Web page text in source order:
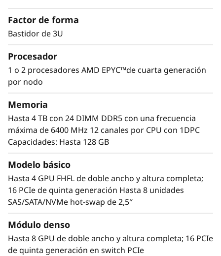
k
S
e
v
e
aceleradores, crece la demanda de GPU. El
ThinkSystem SR675 V3 ofrece un rendimiento
sectores, como la distribución minorista, la
fabricación, los servicios financieros y la
sanidad, lo que mejora la extracción de
mediante el aprendizaje automático y el
aprendizaje profundo.
Factor de forma
Bastidor de 3U
Procesador
1 o 2 procesadores AMD EPYC™de cuarta generación
por nodo
Memoria
Hasta 4 TB con 24 DIMM DDR5 con una frecuencia
máxima de 6400 MHz 12 canales por CPU con 1DPC
Capacidades: Hasta 128 GB
Modelo básico
Hasta 4 GPU FHFL de doble ancho y altura completa;
16 PCIe de quinta generación Hasta 8 unidades
SAS/SATA/NVMe hot-swap de 2,5″
Módulo denso
Hasta 8 GPU de doble ancho y altura completa; 16 PCIe
de quinta generación en switch PCIe